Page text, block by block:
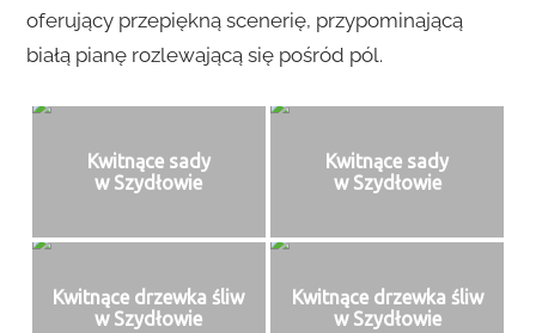
oferujący przepiękną scenerię, przypominającą
białą pianę rozlewającą się pośród pól.
Kwitnące sady
w Szydłowie
Kwitnące sady
w Szydłowie
Kwitnące drzewka śliw
w Szydłowie
Kwitnące drzewka śliw
w Szydłowie